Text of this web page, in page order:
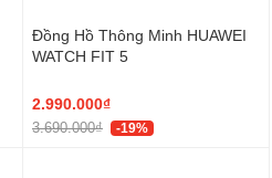
Đồng Hồ Thông Minh HUAWEI
WATCH FIT 5
2.990.000₫
3.690.000₫ -19%